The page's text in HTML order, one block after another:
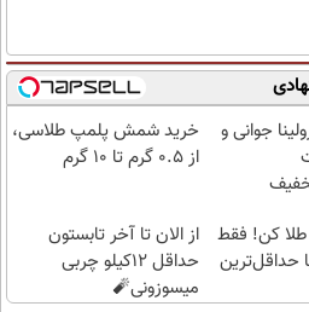
جوانی و
خرید شمش پلمپ طلاسی،
از ۰.۵ گرم تا ۱۰ گرم
کن! فقط
حداقل‌ترین
از الان تا آخر تابستون
حداقل 12کیلو چربی
میسوزونی🧨